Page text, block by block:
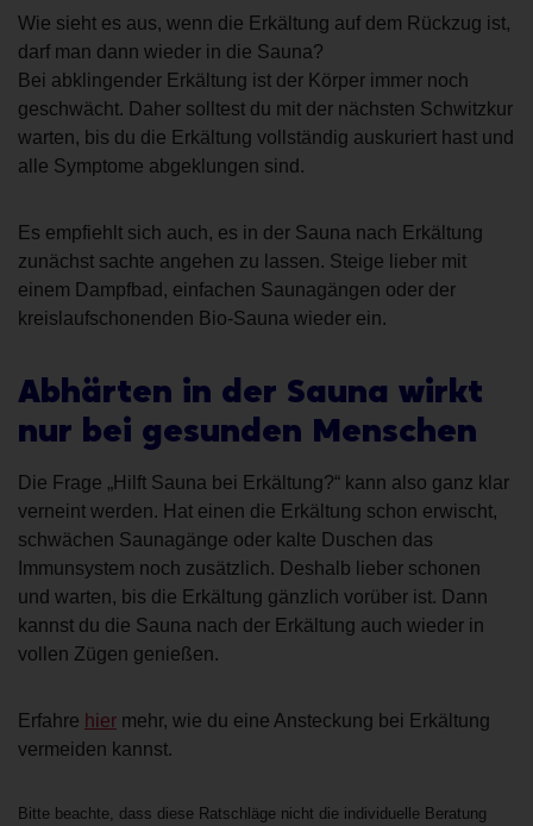
Wie sieht es aus, wenn die Erkältung auf dem Rückzug ist,
darf man dann wieder in die Sauna?
Bei abklingender Erkältung ist der Körper immer noch
geschwächt. Daher solltest du mit der nächsten Schwitzkur
warten, bis du die Erkältung vollständig auskuriert hast und
alle Symptome abgeklungen sind.
Es empfiehlt sich auch, es in der Sauna nach Erkältung
zunächst sachte angehen zu lassen. Steige lieber mit
einem Dampfbad, einfachen Saunagängen oder der
kreislaufschonenden Bio-Sauna wieder ein.
Abhärten in der Sauna wirkt
nur bei gesunden Menschen
Die Frage „Hilft Sauna bei Erkältung?“ kann also ganz klar
verneint werden. Hat einen die Erkältung schon erwischt,
schwächen Saunagänge oder kalte Duschen das
Immunsystem noch zusätzlich. Deshalb lieber schonen
und warten, bis die Erkältung gänzlich vorüber ist. Dann
kannst du die Sauna nach der Erkältung auch wieder in
vollen Zügen genießen.
Erfahre hier mehr, wie du eine Ansteckung bei Erkältung
vermeiden kannst.
Bitte beachte, dass diese Ratschläge nicht die individuelle Beratung